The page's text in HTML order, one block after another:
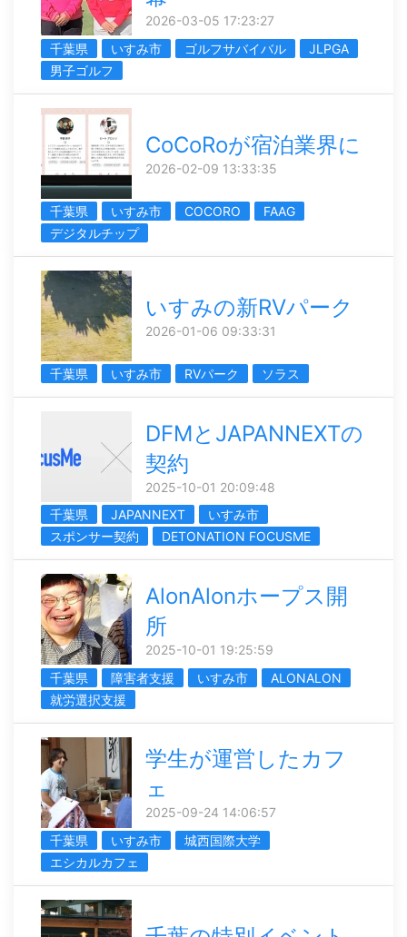
2026-03-05 17:23:27
千葉県
いすみ市 ゴルフサバイバル
JLPGA
男子ゴルフ
CoCoRoが宿泊業界に
2026-02-09 13:33:35
千葉県 いすみ市 COCORO
FAAG
デジタルチップ
いすみの新RVパーク
2026-01-06 09:33:31
千葉県 いすみ市 RVパーク ソラス
DFMとJAPANNEXTの
契約
2025-10-01 20:09:48
千葉県
JAPANNEXT
いすみ市
スポンサー契約
DETONATION FOCUSME
AlonAlonホープス開
所
2025-10-01 19:25:59
千葉県
障害者支援 いすみ市
ALONALON
就労選択支援
学生が運営したカフ
ェ
2025-09-24 14:06:57
千葉県
いすみ市
城西国際大学
エシカルカフェ